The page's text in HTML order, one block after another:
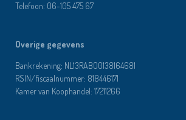
Telefoon: 06-105 475 67
Overige gegevens
Bankrekening: NL13RABO0138164681
RSIN/fiscaalnummer: 818446171
Kamer van Koophandel: 17211266